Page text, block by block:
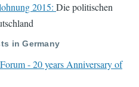
2015: Die politischen
in Germany
- 20 years Anniversary of